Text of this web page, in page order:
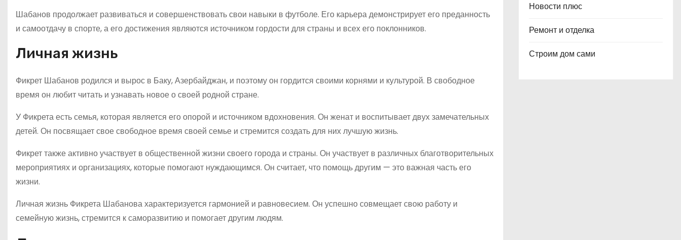
Шабанов продолжает развиваться и совершенствовать свои навыки в футболе. Его карьера демонстрирует его преданность
и самоотдачу в спорте, а его достижения являются источником гордости для страны и всех его поклонников.
Личная жизнь
Фикрет Шабанов родился и вырос в Баку, Азербайджан, и поэтому он гордится своими корнями и культурой. В свободное
время он любит читать и узнавать новое о своей родной стране.
У Фикрета есть семья, которая является его опорой и источником вдохновения. Он женат и воспитывает двух замечательных
детей. Он посвящает свое свободное время своей семье и стремится создать для них лучшую жизнь.
Фикрет также активно участвует в общественной жизни своего города и страны. Он участвует в различных благотворительных
мероприятиях и организациях, которые помогают нуждающимся. Он считает, что помощь другим — это важная часть его
жизни.
Личная жизнь Фикрета Шабанова характеризуется гармонией и равновесием. Он успешно совмещает свою работу и
семейную жизнь, стремится к саморазвитию и помогает другим людям.
Новости плюс
Ремонт и отделка
Строим дом сами